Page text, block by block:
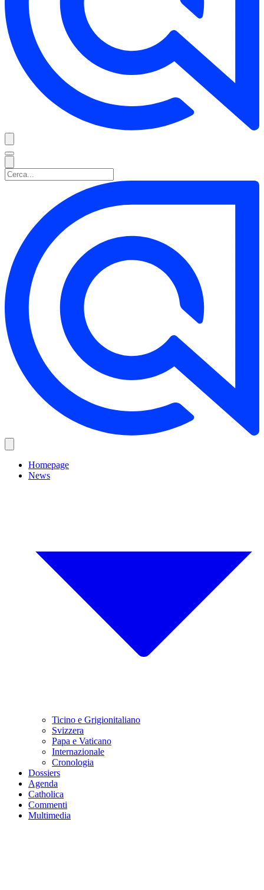
Homepage
News
Ticino e Grigionitaliano
Svizzera
Papa e Vaticano
Internazionale
Cronologia
Dossiers
Agenda
Catholica
Commenti
Multimedia